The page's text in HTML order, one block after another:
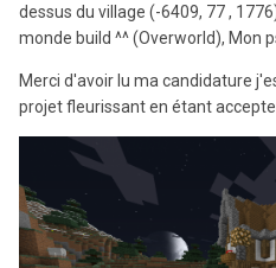
dessus du village (-6409, 77 ,
monde build ^^ (Overworld), Mon
Merci d'avoir lu ma candidature
projet fleurissant en étant